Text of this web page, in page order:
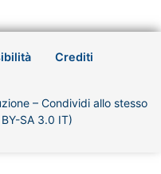
Crediti
– Condividi allo stesso
SA 3.0 IT)